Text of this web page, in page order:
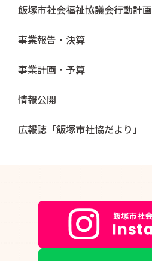
飯塚市社会福祉協議会行動計画
事業報告・決算
事業計画・予算
情報公開
広報誌「飯塚市社協だより」